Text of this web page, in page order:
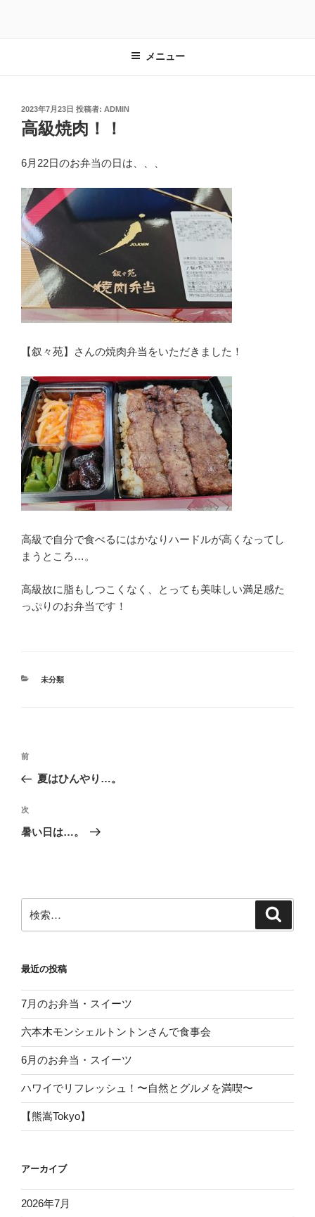
メニュー
投
稿
日:
2023年7月23日 投稿者: ADMIN
高級焼肉！！
6月22日のお弁当の日は、、、
【叙々苑】さんの焼肉弁当をいただきました！
高級で自分で食べるにはかなりハードルが高くなってし
まうところ…。
高級故に脂もしつこくなく、とっても美味しい満足感た
っぷりのお弁当です！
カ
未分類
投
ナ
ビ
ゲ
ン
前
の
稿
前
夏はひんやり…。
次
の
次
暑い日は…。
索:
最近の投稿
7月のお弁当・スイーツ
六本木モンシェルトントンさんで食事会
6月のお弁当・スイーツ
ハワイでリフレッシュ！〜自然とグルメを満喫〜
【熊嵩Tokyo】
アーカイブ
2026年7月